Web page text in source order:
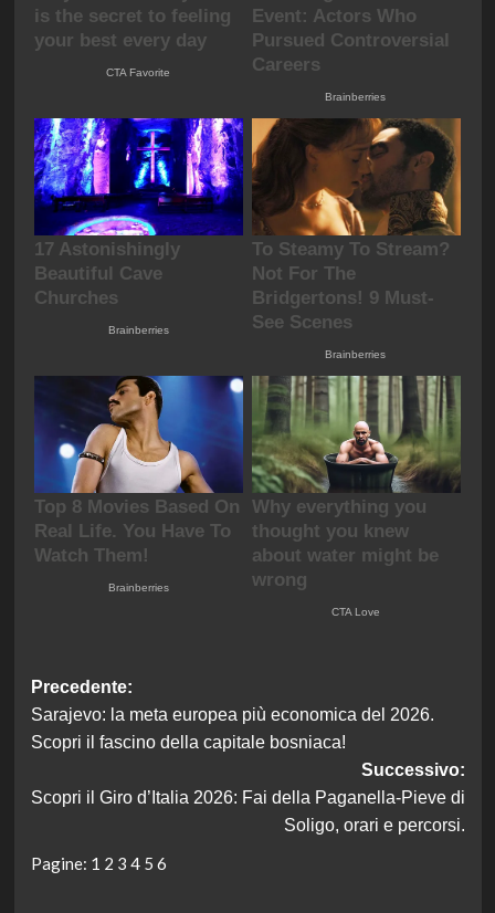
Navigazione
articolo
Precedente:
Sarajevo: la meta europea più economica del 2026.
Scopri il fascino della capitale bosniaca!
Successivo:
Scopri il Giro d’Italia 2026: Fai della Paganella-Pieve di
Soligo, orari e percorsi.
Pagine: 1 2 3 4 5 6